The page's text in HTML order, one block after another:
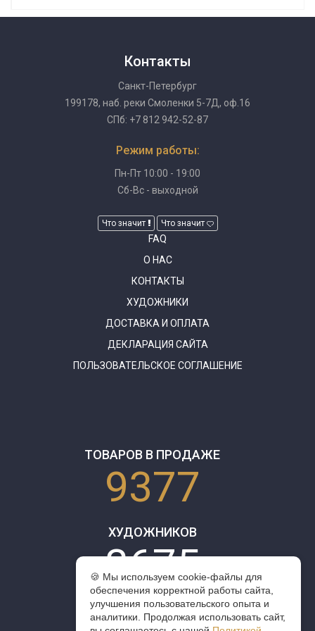
Контакты
Санкт-Петербург
199178, наб. реки Смоленки 5-7Д, оф.16
СПб: +7 812 942-52-87
Режим работы:
Пн-Пт 10:00 - 19:00
Сб-Вс - выходной
Что значит Что значит
FAQ
О НАС
КОНТАКТЫ
ХУДОЖНИКИ
ДОСТАВКА И ОПЛАТА
ДЕКЛАРАЦИЯ САЙТА
ПОЛЬЗОВАТЕЛЬСКОЕ СОГЛАШЕНИЕ
ТОВАРОВ В ПРОДАЖЕ
9377
ХУДОЖНИКОВ
3675
🍪 Мы используем cookie-файлы для
обеспечения корректной работы сайта,
улучшения пользовательского опыта и
аналитики. Продолжая использовать сайт,